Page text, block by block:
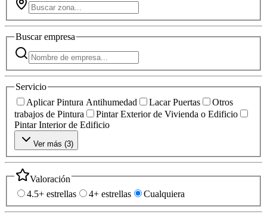
Buscarempresa
Servicio
Aplicar Pintura Antihumedad
Lacar Puertas
Otros
trabajos de Pintura
Pintar Exterior de Vivienda o Edificio
Pintar Interior de Edificio
Ver más (3)
Valoración
4.5+ estrellas
4+ estrellas Cualquiera